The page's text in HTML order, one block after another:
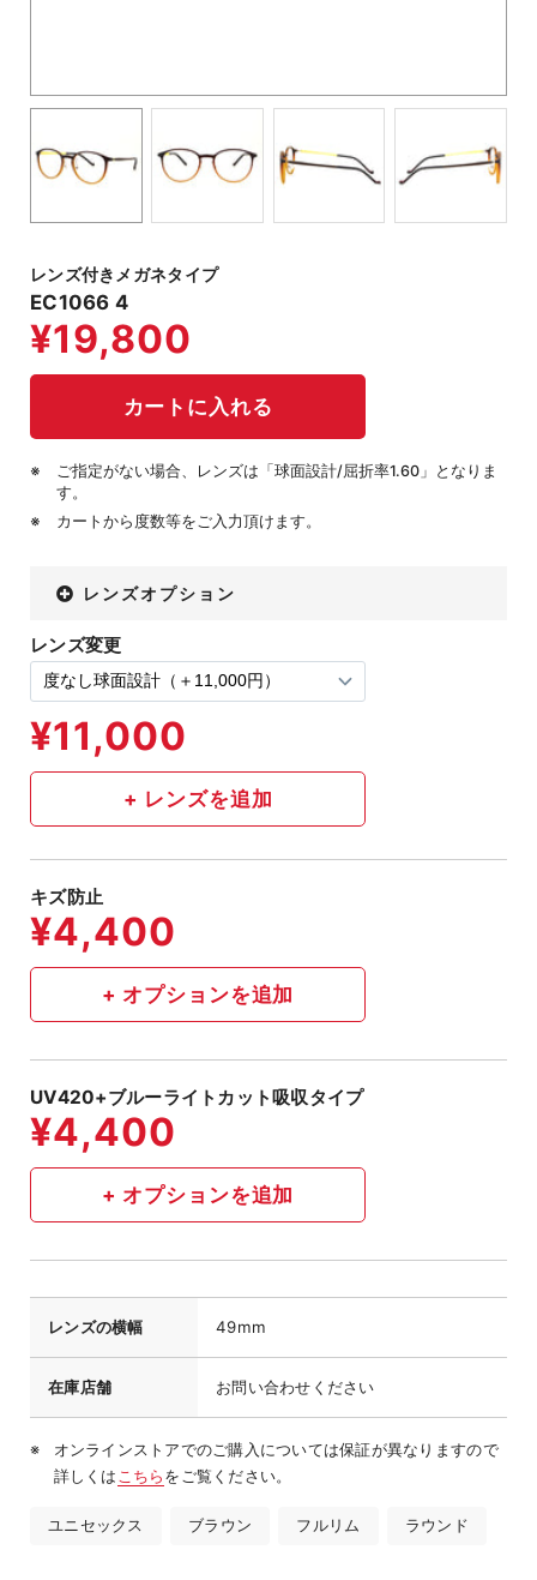
レンズ付きメガネタイプ
EC1066 4
ご指定がない場合、レンズは「球面設計/屈折率1.60」となりま
す。
カートから度数等をご入力頂けます。
レンズオプション
レンズ変更
キズ防止
UV420+ブルーライトカット吸収タイプ
レンズの横幅 49mm
在庫店舗 お問い合わせください
オンラインストアでのご購入については保証が異なりますので
詳しくは こちらをご覧ください。
ユニセックス ブラウン フルリム ラウンド